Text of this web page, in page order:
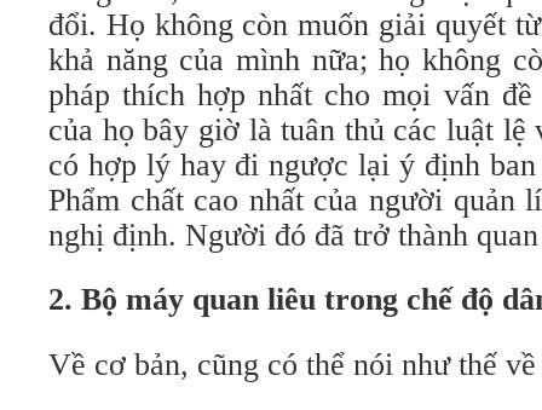
đổi. Họ không còn muốn giải quyết
khả năng của mình nữa; họ không
pháp thích hợp nhất cho mọi vấn
của họ bây giờ là tuân thủ các luật lệ
có hợp lý hay đi ngược lại ý định
Phẩm chất cao nhất của người quản
nghị định. Người đó đã trở thành
2. Bộ máy quan liêu trong chế độ
Về cơ bản, cũng có thể nói như thế